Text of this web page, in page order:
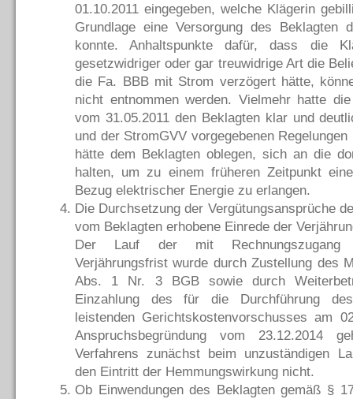
01.10.2011 eingegeben, welche Klägerin
Grundlage eine Versorgung des Beklagten
konnte. Anhaltspunkte dafür, dass die
gesetzwidriger oder gar treuwidrige Art die
die Fa. BBB mit Strom verzögert hätte,
nicht entnommen werden. Vielmehr hatte
vom 31.05.2011 den Beklagten klar und
und der StromGVV vorgegebenen
hätte dem Beklagten oblegen, sich an die
halten, um zu einem früheren Zeitpunkt
Bezug elektrischer Energie zu erlangen.
Die Durchsetzung der Vergütungsansprüche
vom Beklagten erhobene Einrede der
Der Lauf der mit Rechnungszugang
Verjährungsfrist wurde durch Zustellung des
Abs. 1 Nr. 3 BGB sowie durch
Einzahlung des für die Durchführung
leistenden Gerichtskostenvorschusses am
Anspruchsbegründung vom 23.12.2014
Verfahrens zunächst beim unzuständigen
den Eintritt der Hemmungswirkung nicht.
Ob Einwendungen des Beklagten gemäß §